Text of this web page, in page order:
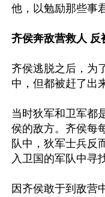
他，以勉励那些事
齐侯奔敌营救人 反
齐侯逃脱之后，为
中，但都被赶了出
当时狄军和卫军都
侯的敌方。齐侯每
队中，狄军士兵反
入卫国的军队中寻
因齐侯敢于到敌营